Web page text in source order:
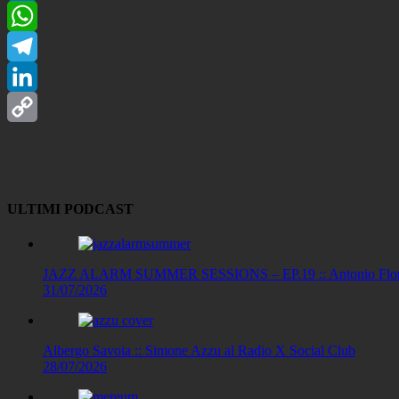
Facebook
WhatsApp
Telegram
LinkedIn
ULTIMI PODCAST
JAZZ ALARM SUMMER SESSIONS – EP.19 :: Antonio
31/07/2026
Albergo Savoia :: Simone Azzu al Radio X Social Club
28/07/2026